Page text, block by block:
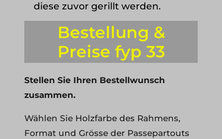
diese zuvor gerillt werden.
Bestellung &
Preise fyp 33
Stellen Sie Ihren Bestellwunsch
zusammen.
Wählen Sie Holzfarbe des Rahmens,
Format und Grösse der Passepartouts